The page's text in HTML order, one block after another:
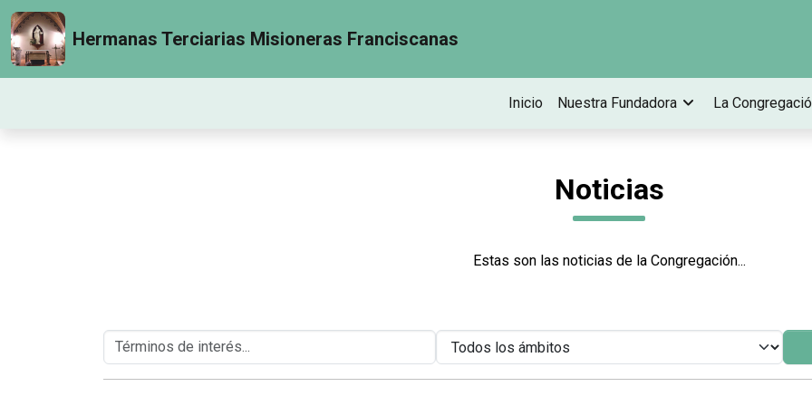
Hermanas Terciarias Misioneras Franciscanas
Inicio Nuestra Fundadora La
Noticias
Estas son las noticias de la Congregación...